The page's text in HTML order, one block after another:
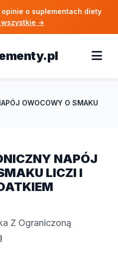
o suplementach diety
→
OWOCOWY O SMAKU
NAPÓJ
LICZI I
Z Ograniczoną